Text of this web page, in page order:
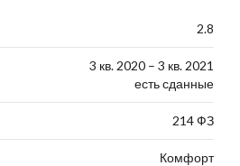
2.8
3 кв. 2020 – 3 кв. 2021
есть сданные
214 ФЗ
Комфорт